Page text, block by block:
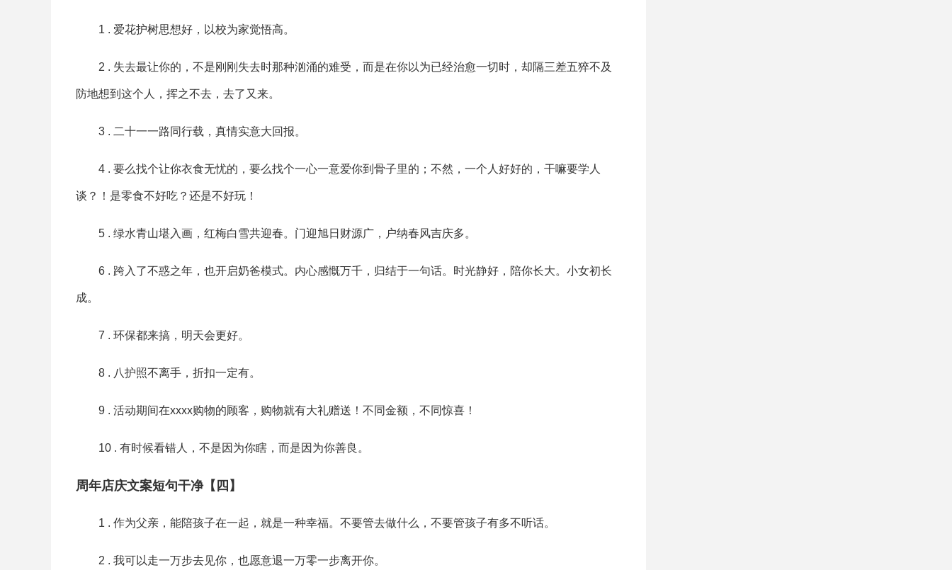
1 . 爱花护树思想好，以校为家觉悟高。
2 . 失去最让你的，不是刚刚失去时那种汹涌的难受，而是在你以为已经治愈一切时，却隔三差五猝不及
防地想到这个人，挥之不去，去了又来。
3 . 二十一一路同行载，真情实意大回报。
4 . 要么找个让你衣食无忧的，要么找个一心一意爱你到骨子里的；不然，一个人好好的，干嘛要学人
谈？！是零食不好吃？还是不好玩！
5 . 绿水青山堪入画，红梅白雪共迎春。门迎旭日财源广，户纳春风吉庆多。
6 . 跨入了不惑之年，也开启奶爸模式。内心感慨万千，归结于一句话。时光静好，陪你长大。小女初长
成。
7 . 环保都来搞，明天会更好。
8 . 八护照不离手，折扣一定有。
9 . 活动期间在xxxx购物的顾客，购物就有大礼赠送！不同金额，不同惊喜！
10 . 有时候看错人，不是因为你瞎，而是因为你善良。
周年店庆文案短句干净【四】
1 . 作为父亲，能陪孩子在一起，就是一种幸福。不要管去做什么，不要管孩子有多不听话。
2 . 我可以走一万步去见你，也愿意退一万零一步离开你。